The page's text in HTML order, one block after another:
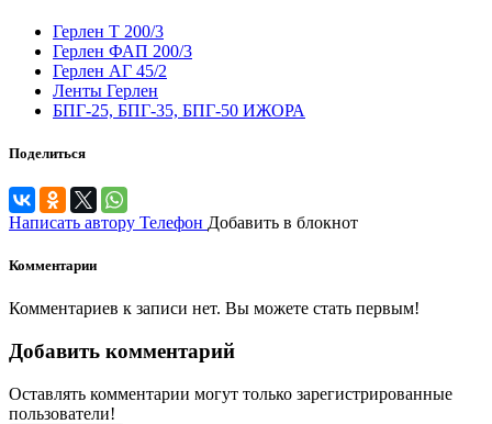
Герлен Т 200/3
Герлен ФАП 200/3
Герлен АГ 45/2
Ленты Герлен
БПГ-25, БПГ-35, БПГ-50 ИЖОРА
Поделиться
Написать автору Телефон Добавить в блокнот
Комментарии
Комментариев к записи нет. Вы можете стать первым!
Добавить комментарий
Оставлять комментарии могут только зарегистрированные
пользователи!